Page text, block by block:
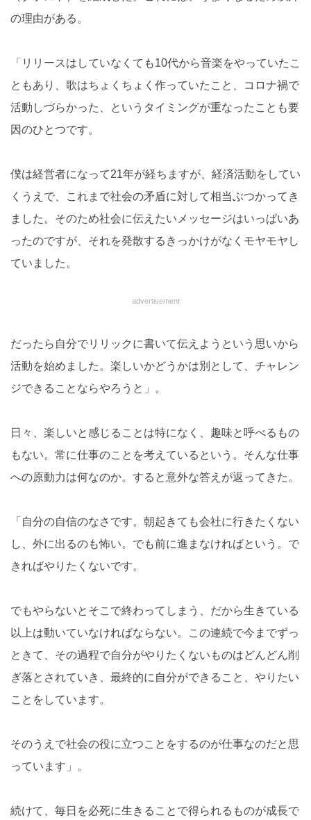
の理由がある。
「リリースはしていなくても10代から音楽をやっていたこ
ともあり、歌はちょくちょく作っていたこと、コロナ禍で
活動しづらかった、というタイミングが重なったことも要
因のひとつです。
僕は経営者になって21年が経ちますが、経済活動をしてい
くうえで、これまで社会の矛盾に対して相当ぶつかってき
ました。そのため社会に伝えたいメッセージはいっぱいあ
ったのですが、それを発散するきっかけがなくモヤモヤし
ていました。
advertisement
だったら自分でリリックに書いて伝えようという思いから
活動を始めました。楽しいかどうかは別として、チャレン
ジできることならやろうと」。
日々、楽しいと感じることは特になく、趣味と呼べるもの
もない。常に仕事のことを考えているという。そんな仕事
への原動力は何なのか。すると意外な答えが返ってきた。
「自分の自信のなさです。朝起きても会社に行きたくない
し、外に出るのも怖い。でも前に進まなければという。で
きればやりたくないです。
でもやらないとそこで終わってしまう、だから生きている
以上は動いていなければならない。この連続で今までずっ
ときて、その過程で自分がやりたくないものはどんどん削
ぎ落とされていき、最終的に自分ができること、やりたい
ことをしています。
そのうえで社会の役に立つことをするのが仕事なのだと思
っています」。
続けて、毎日を必死に生きることで得られるものが成長で